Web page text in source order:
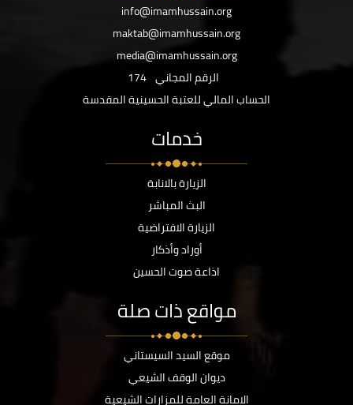
info@imamhussain.org
maktab@imamhussain.org
media@imamhussain.org
الرقم المجاني 174
الحساب المالي للعتبة الحسينية المقدسة
خدمات
الزيارة بالانابة
البث المباشر
الزيارة الافتراضية
أوراد وأذكار
اذاعة صوت الحسين
مواقع ذات صلة
موقع السيد السيستاني
ديوان الوقف الشيعي
الامانة العامة للمزارات الشيعية